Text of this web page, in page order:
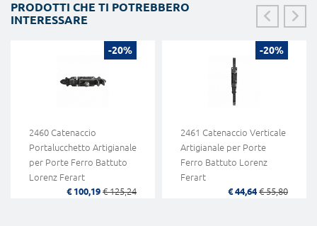
PRODOTTI CHE TI POTREBBERO
INTERESSARE
-20%
2460 Catenaccio
Portalucchetto Artigianale
per Porte Ferro Battuto
Lorenz Ferart
€ 100,19 € 125,24
-20%
2461 Catenaccio Verticale
Artigianale per Porte
Ferro Battuto Lorenz
Ferart
€ 44,64 € 55,80